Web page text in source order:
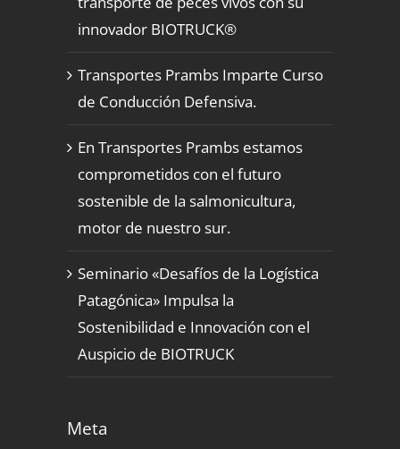
innovador BIOTRUCK®
Transportes Prambs Imparte Curso
de Conducción Defensiva.
En Transportes Prambs estamos
comprometidos con el futuro
sostenible de la salmonicultura,
motor de nuestro sur.
Seminario «Desafíos de la Logística
Patagónica» Impulsa la
Sostenibilidad e Innovación con el
Auspicio de BIOTRUCK
Meta